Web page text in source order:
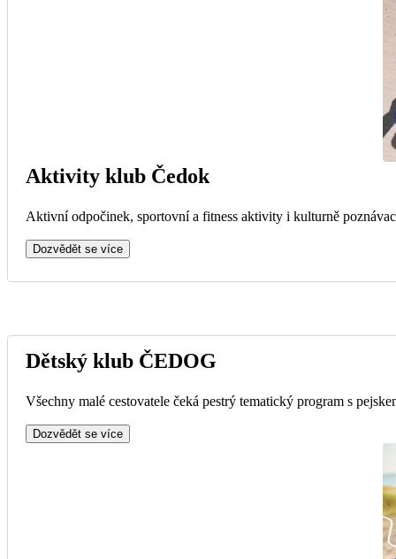
Aktivity klub Čedok
Aktivní odpočinek, sportovní a fitness aktivity i kulturně
Dozvědět se více
Dětský klub ČEDOG
Všechny malé cestovatele čeká pestrý tematický program s
Dozvědět se více